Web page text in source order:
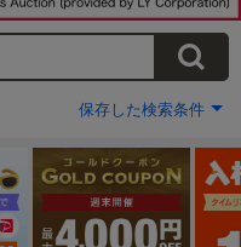
保存した検索条件